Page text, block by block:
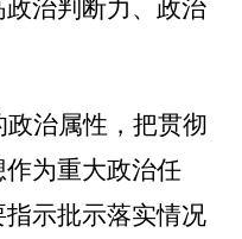
治判断力、政治
治属性，把贯彻
为重大政治任
示批示落实情况